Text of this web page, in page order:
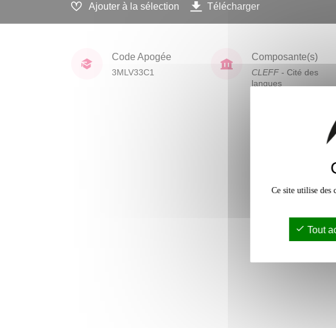
Ajouter à la sélection Télécharger
Code Apogée
3MLV33C1
Composante(s)
CLEFF - Cité des
langues
Ce site utilise des
Tout